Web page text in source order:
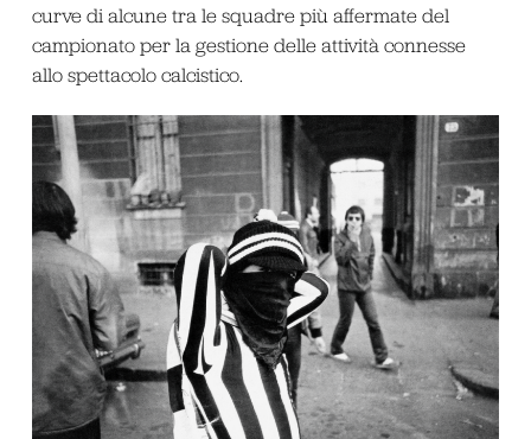
curve di alcune tra le squadre più affermate del
campionato per la gestione delle attività connesse
allo spettacolo calcistico.